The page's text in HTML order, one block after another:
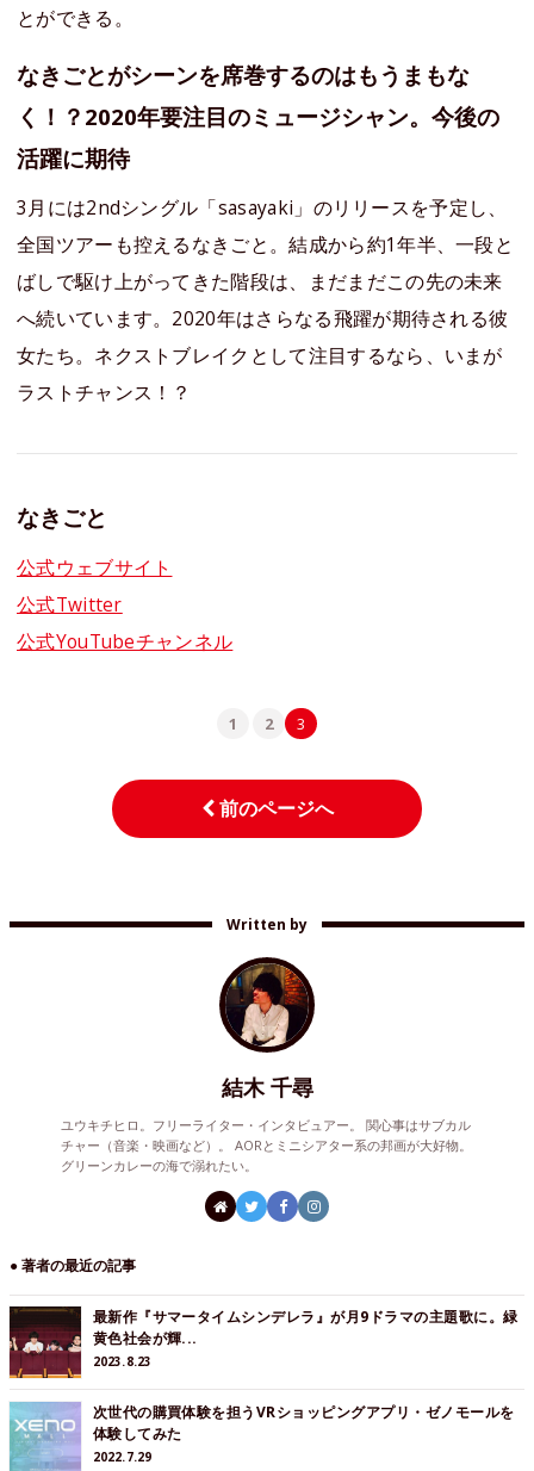
とができる。
なきごとがシーンを席巻するのはもうまもな
く！？2020年要注目のミュージシャン。今後の
活躍に期待
3月には2ndシングル「sasayaki」のリリースを予定し、
全国ツアーも控えるなきごと。結成から約1年半、一段と
ばしで駆け上がってきた階段は、まだまだこの先の未来
へ続いています。2020年はさらなる飛躍が期待される彼
女たち。ネクストブレイクとして注目するなら、いまが
ラストチャンス！？
なきごと
公式ウェブサイト
公式Twitter
公式YouTubeチャンネル
1 2 3
前のページへ
Written by
結木 千尋
ユウキチヒロ。フリーライター・インタビュアー。 関心事はサブカル
チャー（音楽・映画など）。 AORとミニシアター系の邦画が大好物。
グリーンカレーの海で溺れたい。
● 著者の最近の記事
最新作『サマータイムシンデレラ』が月9ドラマの主題歌に。緑
黄色社会が輝...
2023.8.23
次世代の購買体験を担うVRショッピングアプリ・ゼノモールを
体験してみた
2022.7.29